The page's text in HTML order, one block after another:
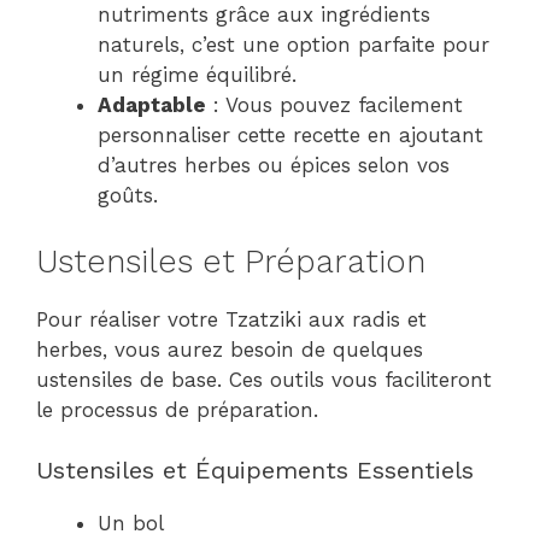
nutriments grâce aux ingrédients
naturels, c’est une option parfaite pour
un régime équilibré.
Adaptable : Vous pouvez facilement
personnaliser cette recette en ajoutant
d’autres herbes ou épices selon vos
goûts.
Ustensiles et Préparation
Pour réaliser votre Tzatziki aux radis et
herbes, vous aurez besoin de quelques
ustensiles de base. Ces outils vous faciliteront
le processus de préparation.
Ustensiles et Équipements Essentiels
Un bol